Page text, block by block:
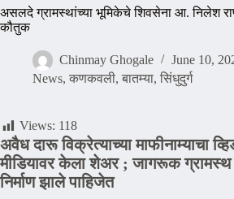
असलदे ग्रामस्थांच्या भूमिकेचे शिवसेना आ. निलेश
कौतुक
Chinmay Ghogale
June 10,
News, कणकवली, बातम्या, सिंधुदुर्ग
Views: 118
अवैध दारू विक्रेत्याच्या माफीनाम्याचा
मीडियावर केला शेअर ; जागरूक ग्रामस्थ
निर्माण झाले पाहिजेत